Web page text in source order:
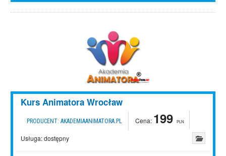
Kurs Animatora Wrocław
PRODUCENT: AKADEMIAANIMATORA.PL Cena: 199 PLN
Usługa:dostępny